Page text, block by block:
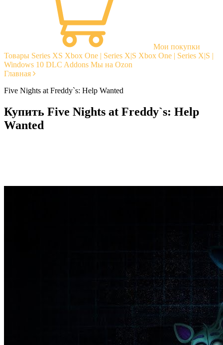
Мои покупки
Товары Series XS Xbox One | Series X|S Xbox One | Series X|S |
Windows 10 DLC Addons Мы на Ozon
Главная
Five Nights at Freddy`s: Help Wanted
Купить Five Nights at Freddy`s: Help
Wanted